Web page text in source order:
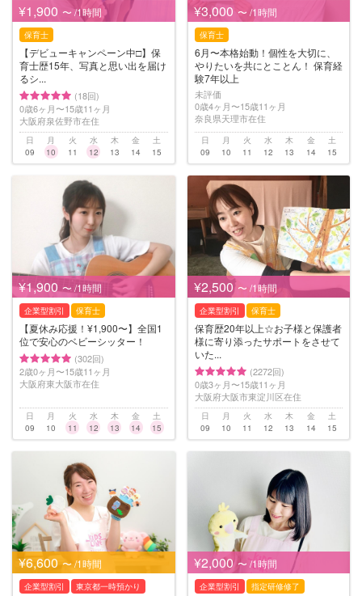
¥1,900 〜 /1時間
保育士
【デビューキャンペーン中□】保
育士歴15年、写真と思い出を届け
るシ...
(18回)
0歳6ヶ月〜15歳11ヶ月
大阪府泉佐野市在住
日
09
月
10
火
11
水
12
木
13
金
14
土
15
¥3,000 〜 /1時間
保育士
6月〜本格始動！個性を大切に、
やりたいを共にとことん！ 保育経
験7年以上
未評価
0歳4ヶ月〜15歳11ヶ月
奈良県天理市在住
日
09
月
10
火
11
水
12
木
13
金
14
土
15
¥1,900 〜 /1時間
企業型割引 保育士
【夏休み応援！¥1,900〜】全国1
位で安心のベビーシッター！
(302回)
2歳0ヶ月〜15歳11ヶ月
大阪府東大阪市在住
日
09
月
10
火
11
水
12
木
13
金
14
土
15
¥2,500 〜 /1時間
企業型割引 保育士
保育歴20年以上☆お子様と保護者
様に寄り添ったサポートをさせて
いた...
(2272回)
0歳3ヶ月〜15歳11ヶ月
大阪府大阪市東淀川区在住
日
09
月
10
火
11
水
12
木
13
金
14
土
15
¥6,600 〜 /1時間
企業型割引
東京都一時預かり
¥2,000 〜 /1時間
企業型割引 指定研修修了